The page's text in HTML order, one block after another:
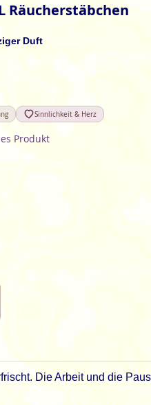
Räucherstäbchen
Duft
Sinnlichkeit & Herz
Produkt
Die Arbeit und die